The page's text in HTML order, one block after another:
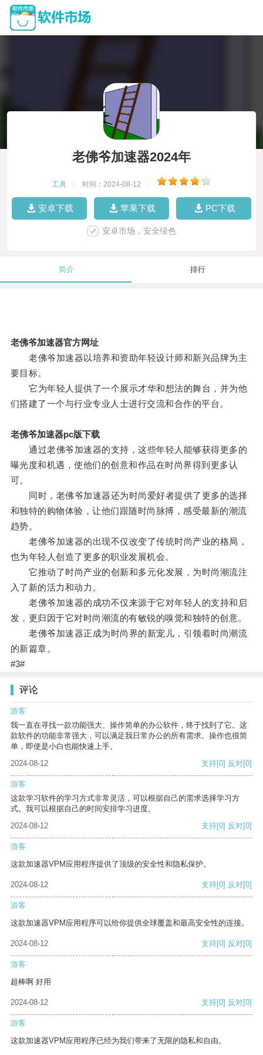
老佛爷加速器2024年
工具 时间：2024-08-12
安卓下载 苹果下载 PC下载
安卓市场，安全绿色
简介 排行
老佛爷加速器官方网址
老佛爷加速器以培养和资助年轻设计师和新兴品牌为主
要目标。
它为年轻人提供了一个展示才华和想法的舞台，并为他
们搭建了一个与行业专业人士进行交流和合作的平台。
老佛爷加速器pc版下载
通过老佛爷加速器的支持，这些年轻人能够获得更多的
曝光度和机遇，使他们的创意和作品在时尚界得到更多认
可。
同时，老佛爷加速器还为时尚爱好者提供了更多的选择
和独特的购物体验，让他们跟随时尚脉搏，感受最新的潮流
趋势。
老佛爷加速器的出现不仅改变了传统时尚产业的格局，
也为年轻人创造了更多的职业发展机会。
它推动了时尚产业的创新和多元化发展，为时尚潮流注
入了新的活力和动力。
老佛爷加速器的成功不仅来源于它对年轻人的支持和启
发，更归因于它对时尚潮流的有敏锐的嗅觉和独特的创意。
老佛爷加速器正成为时尚界的新宠儿，引领着时尚潮流
的新篇章。
#3#
评论
游客
我一直在寻找一款功能强大、操作简单的办公软件，终于找到了它。这
款软件的功能非常强大，可以满足我日常办公的所有需求。操作也很简
单，即使是小白也能快速上手。
2024-08-12
支持[0] 反对[0]
游客
这款学习软件的学习方式非常灵活，可以根据自己的需求选择学习方
式。我可以根据自己的时间安排学习进度。
2024-08-12
支持[0] 反对[0]
游客
这款加速器VPM应用程序提供了顶级的安全性和隐私保护。
2024-08-12 支持[0] 反对[0]
游客
这款加速器VPM应用程序可以给你提供全球覆盖和最高安全性的连接。
2024-08-12 支持[0] 反对[0]
游客
超棒啊 好用
2024-08-12 支持[0] 反对[0]
游客
这款加速器VPM应用程序已经为我们带来了无限的隐私和自由。